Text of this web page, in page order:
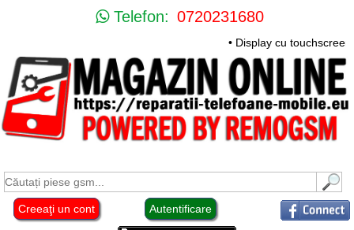
Telefon: 0720231680
• Display cu
Creeaţi un cont Autentificare